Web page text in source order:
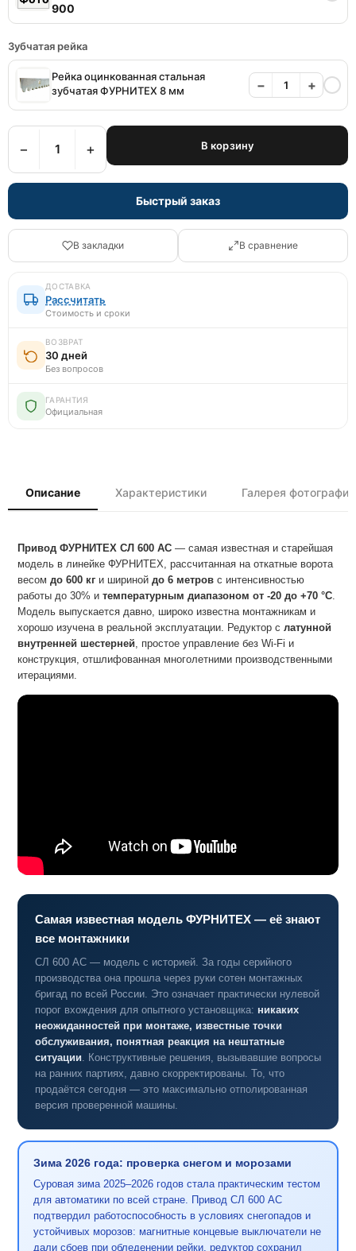
900
Зубчатая рейка
Рейка оцинкованная стальная
зубчатая ФУРНИТЕХ 8 мм
− +
− + В корзину
Быстрый заказ
В закладки В сравнение
ДОСТАВКА
Рассчитать
Стоимость и сроки
ВОЗВРАТ
30 дней
Без вопросов
ГАРАНТИЯ
Официальная
Описание Характеристики Галерея
Привод ФУРНИТЕХ СЛ 600 AC — самая известная и старейшая
модель в линейке ФУРНИТЕХ, рассчитанная на откатные ворота
весом до 600 кг и шириной до 6 метров с интенсивностью
работы до 30% и температурным диапазоном от -20 до +70 °C
Модель выпускается давно, широко известна монтажникам и
хорошо изучена в реальной эксплуатации. Редуктор с латунной
внутренней шестерней , простое управление без Wi-Fi и
конструкция, отшлифованная многолетними производственными
итерациями.
Самая известная модель ФУРНИТЕХ — её знают
все монтажники
СЛ 600 AC — модель с историей. За годы серийного
производства она прошла через руки сотен монтажных
бригад по всей России. Это означает практически нулевой
порог вхождения для опытного установщика: никаких
неожиданностей при монтаже, известные точки
обслуживания, понятная реакция на нештатные
ситуации . Конструктивные решения, вызывавшие вопросы
на ранних партиях, давно скорректированы. То, что
продаётся сегодня — это максимально отполированная
версия проверенной машины.
Зима 2026 года: проверка снегом и морозами
Суровая зима 2025–2026 годов стала практическим тестом
для автоматики по всей стране. Привод СЛ 600 AC
подтвердил работоспособность в условиях снегопадов и
устойчивых морозов: магнитные концевые выключатели не
дали сбоев при обледенении рейки, редуктор сохранил